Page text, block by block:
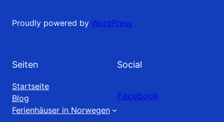
Proudly powered by WordPress
Seiten
Startseite
Blog
Ferienhäuser in Norwegen
Social
Facebook